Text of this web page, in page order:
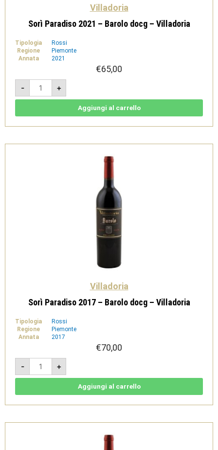
Villadoria
Sorì Paradiso 2021 – Barolo docg – Villadoria
Tipologia
Rossi
Regione
Piemonte
Annata
2021
€65,00
-
Sorì
Paradiso
2021
-
Villadoria
+
Aggiungi al carrello
Villadoria
Sorì Paradiso 2017 – Barolo docg – Villadoria
Tipologia
Rossi
Regione
Piemonte
Annata
2017
€70,00
-
Sorì
Paradiso
2017
-
Villadoria
+
Aggiungi al carrello